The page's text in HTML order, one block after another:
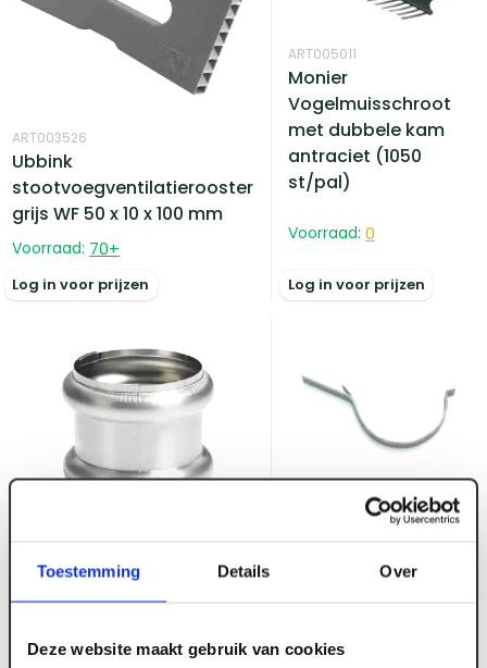
Toestemming Details Over
Deze website maakt gebruik van cookies
ART003526
Ubbink
stootvoegventilatierooster
grijs WF 50 x 10 x 100 mm
Voorraad: 70+
Log in voor prijzen
ART005011
Monier
Vogelmuisschroot
met dubbele kam
antraciet (1050
st/pal)
Voorraad: 0
Log in voor prijzen
ART003516
Zinken overschuifwrong
gootbeugel M37
Voorraad: